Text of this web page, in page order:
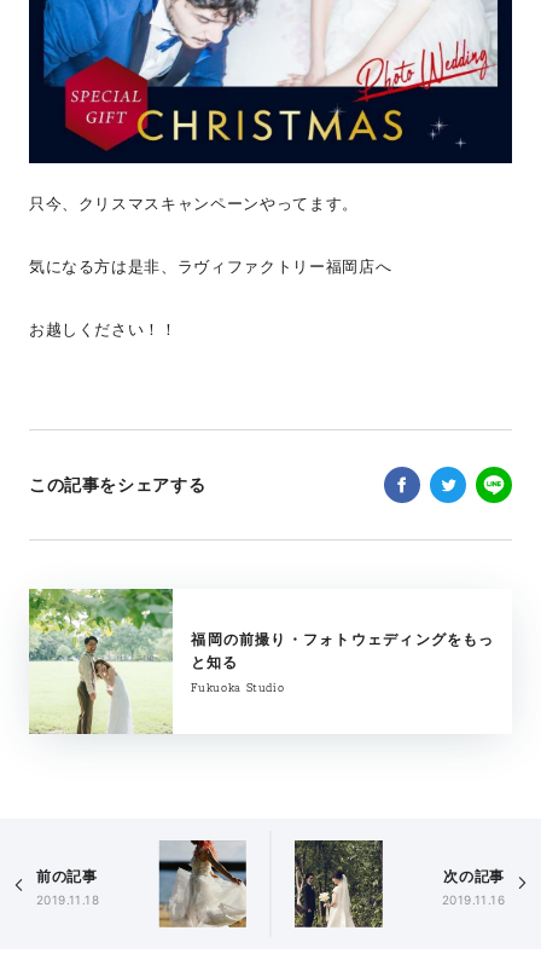
只今、クリスマスキャンペーンやってます。
気になる方は是非、ラヴィファクトリー福岡店へ
お越しください！！
この記事をシェアする
福岡の前撮り・フォトウェディングをもっ
と知る
Fukuoka Studio
前の記事
2019.11.18
次の記事
2019.11.16